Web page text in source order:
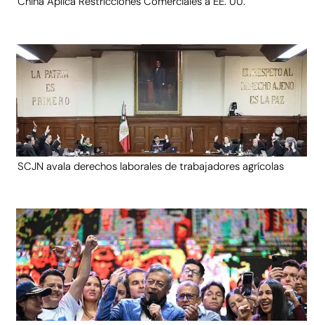
SCJN avala derechos laborales de trabajadores agrícolas